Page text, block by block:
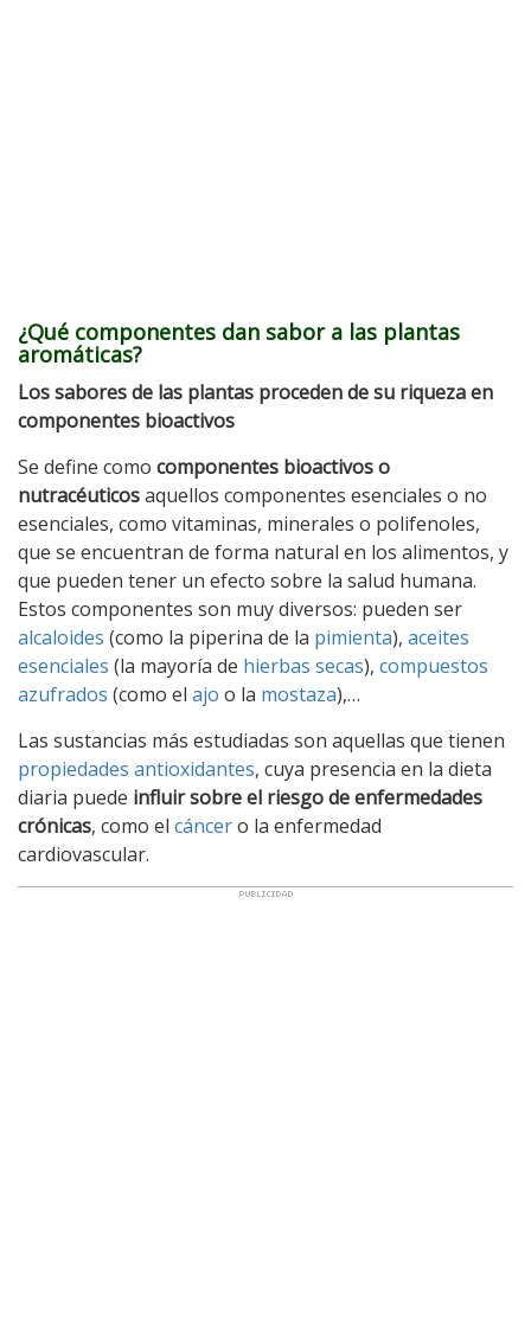
¿Qué componentes dan sabor a las plantas
aromáticas?
Los sabores de las plantas proceden de su riqueza en
componentes bioactivos
Se define como componentes bioactivos o
nutracéuticosaquellos componentes esenciales o no
esenciales, como vitaminas, minerales o polifenoles,
que se encuentran de forma natural en los alimentos, y
que pueden tener un efecto sobre la salud humana.
Estos componentes son muy diversos: pueden ser
alcaloides (como la piperina de la pimienta), aceites
esenciales (la mayoría de hierbas secas), compuestos
azufrados (como el ajo o la mostaza),…
Las sustancias más estudiadas son aquellas que tienen
propiedades antioxidantes, cuya presencia en la dieta
diaria puede influir sobre el riesgo de enfermedades
crónicas, como el cáncero la enfermedad
cardiovascular.